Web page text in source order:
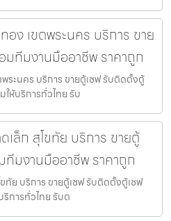
ง เขตพระนคร บริการ ขาย
ทีมงานมืออาชีพ ราคาถูก
ระนคร บริการ ขายตู้เซฟ รับติดตั้งตู้
ห้บริการทั่วไทย รับ
ล็ก สุโขทัย บริการ ขายตู้
มงานมืออาชีพ ราคาถูก
ทัย บริการ ขายตู้เซฟ รับติดตั้งตู้เซฟ
การทั่วไทย รับต